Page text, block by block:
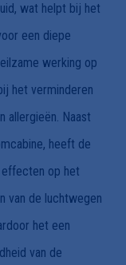
wat helpt bij het
een diepe
werking op
het verminderen
allergieën. Naast
heeft de
op het
van de luchtwegen
het een
van de